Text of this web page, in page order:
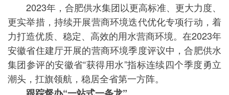
2023年，合肥供水集团以更高标准、更大力度、
更实举措，持续开展营商环境迭代优化专项行动，着
力打造优质、稳定、高效的用水营商环境。在2023年
安徽省住建厅开展的营商环境季度评议中，合肥供水
集团参评的安徽省“获得用水”指标连续四个季度勇立
潮头，扛旗领航，稳居全省第一方阵。